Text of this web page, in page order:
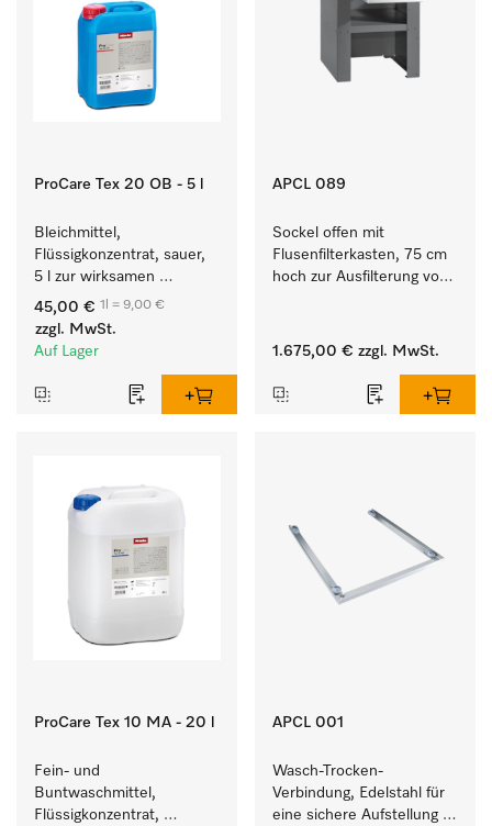
ProCare Tex 20 OB - 5 l
Bleichmittel,
Flüssigkonzentrat, sauer,
5 l zur wirksamen
Entfernung von
hartnäckigen Flecken.
45,00 € 1l = 9,00 €
zzgl. MwSt.
Auf Lager
APCL 089
Sockel offen mit
Flusenfilterkasten, 75 cm
hoch zur Ausfilterung von
1.675,00 € zzgl. MwSt.
ProCare Tex 10 MA - 20 l
Fein- und
Buntwaschmittel,
Flüssigkonzentrat,
APCL 001
Wasch-Trocken-
Verbindung, Edelstahl für
eine sichere Aufstellung